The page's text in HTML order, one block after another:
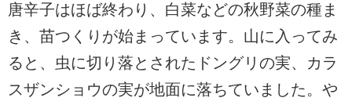
唐辛子はほば終わり、白菜などの秋野菜の種ま
き、苗つくりが始まっています。山に入ってみ
ると、虫に切り落とされたドングリの実、カラ
スザンショウの実が地面に落ちていました。や